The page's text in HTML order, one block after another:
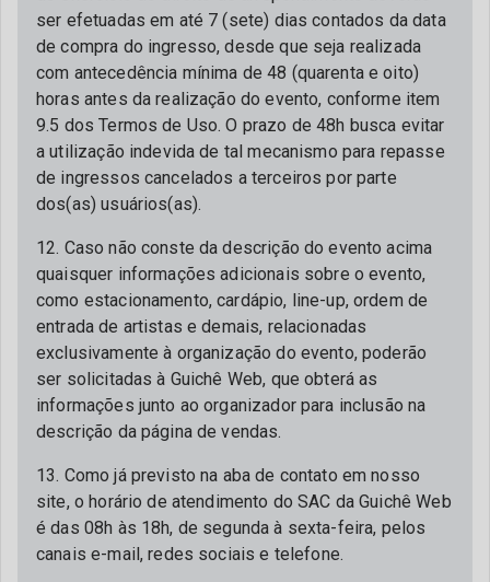
ser efetuadas em até 7 (sete) dias contados da data
de compra do ingresso, desde que seja realizada
com antecedência mínima de 48 (quarenta e oito)
horas antes da realização do evento, conforme item
9.5 dos Termos de Uso. O prazo de 48h busca evitar
a utilização indevida de tal mecanismo para repasse
de ingressos cancelados a terceiros por parte
dos(as) usuários(as).
12. Caso não conste da descrição do evento acima
quaisquer informações adicionais sobre o evento,
como estacionamento, cardápio, line-up, ordem de
entrada de artistas e demais, relacionadas
exclusivamente à organização do evento, poderão
ser solicitadas à Guichê Web, que obterá as
informações junto ao organizador para inclusão na
descrição da página de vendas.
13. Como já previsto na aba de contato em nosso
site, o horário de atendimento do SAC da Guichê Web
é das 08h às 18h, de segunda à sexta-feira, pelos
canais e-mail, redes sociais e telefone.